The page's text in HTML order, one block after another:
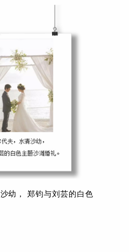
幼， 郑钧与刘芸的白色